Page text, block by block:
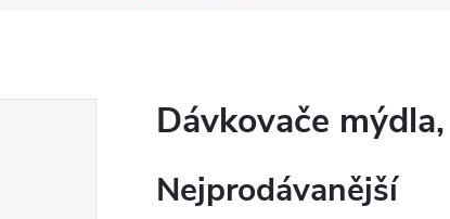
Dávkovače
Nejprodávanější